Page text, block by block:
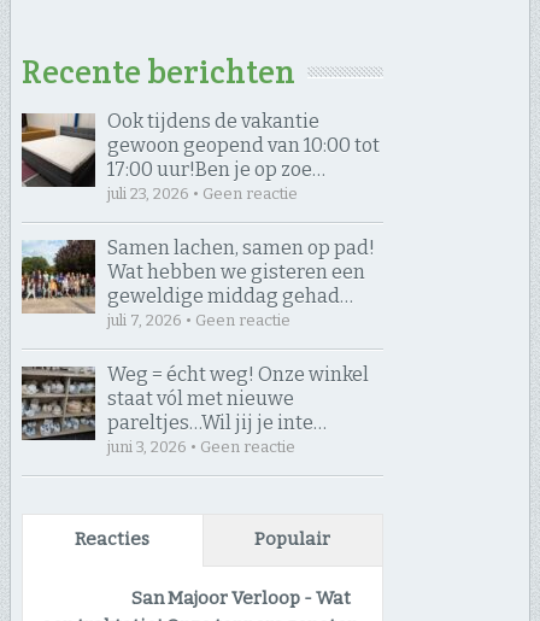
Recente berichten
Ook tijdens de vakantie
gewoon geopend van 10:00 tot
17:00 uur! ​Ben je op zoe…
juli 23, 2026 • Geen reactie
Samen lachen, samen op pad! ​
Wat hebben we gisteren een
geweldige middag gehad…
juli 7, 2026 • Geen reactie
Weg = écht weg! Onze winkel
staat vól met nieuwe
pareltjes… ​Wil jij je inte…
juni 3, 2026 • Geen reactie
Reacties Populair
San Majoor Verloop -Wat